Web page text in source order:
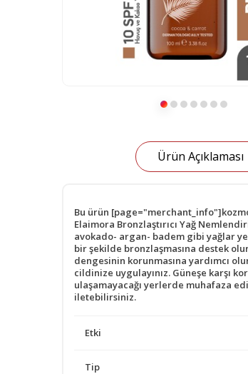
Ürün Açıklaması
Bu ürün
Elaimora Bronzlaştırıcı Yağ
avokado- argan- badem gibi yağlar
bir şekilde bronzlaşmasına destek
dengesinin korunmasına yardımcı
cildinize uygulayınız. Güneşe karşı
ulaşamayacağı yerlerde muhafaza
iletebilirsiniz.
Etki
Tip